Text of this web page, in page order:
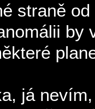
straně
by
já